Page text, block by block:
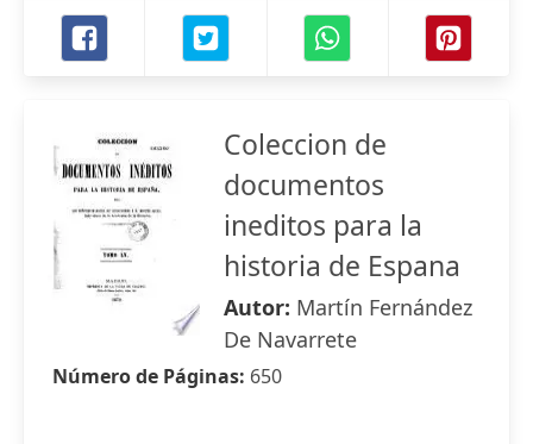
Coleccion de
documentos
ineditos para la
historia de Espana
Autor: Martín Fernández
De Navarrete
Número de Páginas: 650